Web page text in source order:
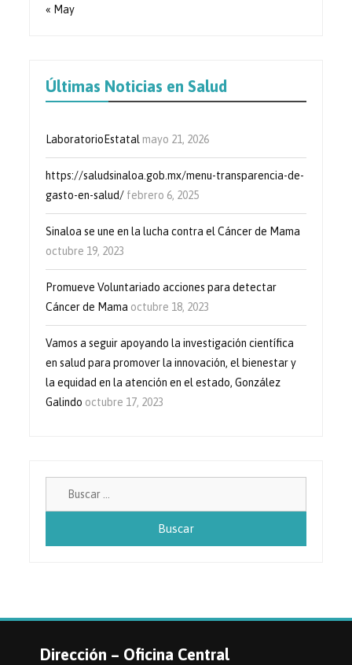
« May
Últimas Noticias en Salud
LaboratorioEstatal mayo 21, 2026
https://saludsinaloa.gob.mx/menu-transparencia-de-
gasto-en-salud/ febrero 6, 2025
Sinaloa se une en la lucha contra el Cáncer de Mama
octubre 19, 2023
Promueve Voluntariado acciones para detectar
Cáncer de Mama octubre 18, 2023
Vamos a seguir apoyando la investigación científica
en salud para promover la innovación, el bienestar y
la equidad en la atención en el estado, González
Galindo octubre 17, 2023
Dirección – Oficina Central